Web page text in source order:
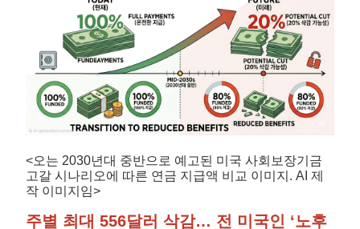
<오는 2030년대 중반으로 예고된 미국 사회보장기금
고갈 시나리오에 따른 연금 지급액 비교 이미지. AI 제
작 이미지임>
주별 최대 556달러 삭감… 전 미국인 ‘노후